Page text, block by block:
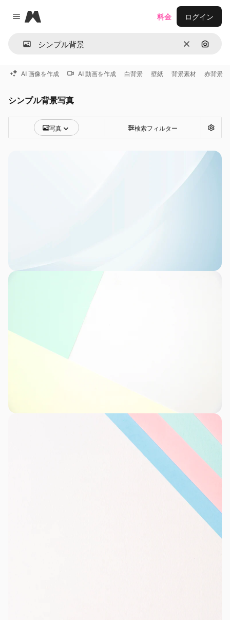
Close menu
Magnific
消去 画像で
料金 ログイン
AI 画像を作成 AI 動画を作成 白背景 壁紙 背景素材 赤背景
シンプル背景写真
写真 検索フィルター